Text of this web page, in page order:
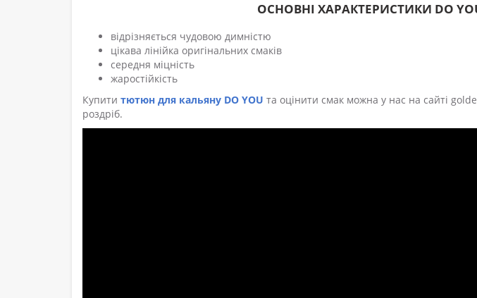
ОСНОВНІ ХАРАКТЕРИСТИКИ DO
відрізняється чудовою димністю
цікава лінійка оригінальних смаків
середня міцність
жаростійкість
Купити тютюн для кальяну DO YOU та оцінити смак можна у нас на сайті
роздріб.